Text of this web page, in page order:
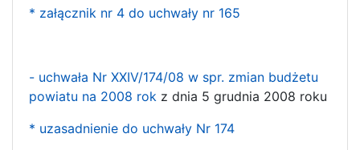
* załącznik nr 4 do uchwały nr 165
- uchwała Nr XXIV/174/08 w spr. zmian budżetu
powiatu na 2008 rok z dnia 5 grudnia 2008 roku
* uzasadnienie do uchwały Nr 174